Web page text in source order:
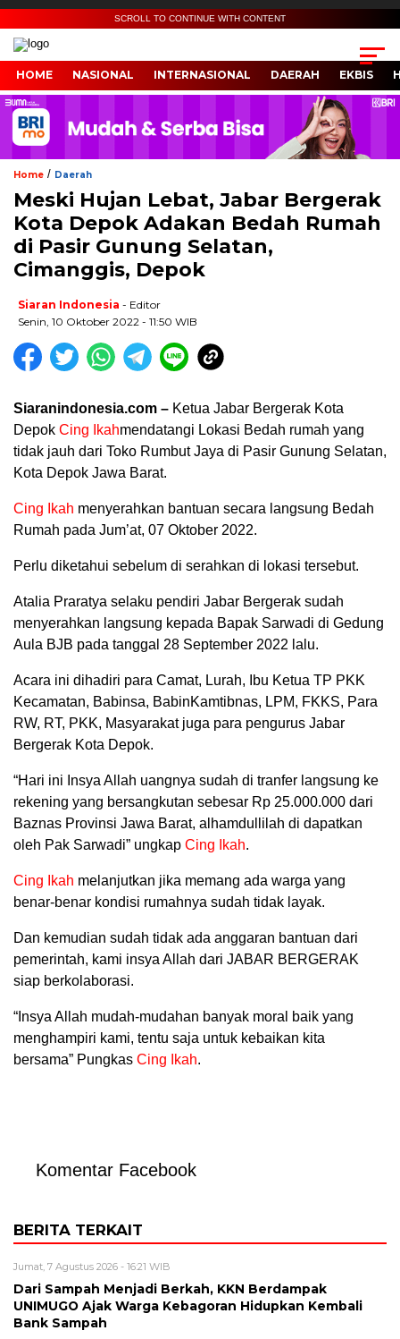
00:00
SCROLL TO CONTINUE WITH CONTENT
HOME NASIONAL INTERNASIONAL DAERAH EKBIS
Home / Daerah
Meski Hujan Lebat, Jabar Bergerak
Kota Depok Adakan Bedah Rumah
di Pasir Gunung Selatan,
Cimanggis, Depok
Siaran Indonesia - Editor
Senin, 10 Oktober 2022 - 11:50 WIB
Siaranindonesia.com – Ketua Jabar Bergerak Kota
Depok Cing Ikahmendatangi Lokasi Bedah rumah yang
tidak jauh dari Toko Rumbut Jaya di Pasir Gunung Selatan,
Kota Depok Jawa Barat.
Cing Ikah menyerahkan bantuan secara langsung Bedah
Rumah pada Jum’at, 07 Oktober 2022.
Perlu diketahui sebelum di serahkan di lokasi tersebut.
Atalia Praratya selaku pendiri Jabar Bergerak sudah
menyerahkan langsung kepada Bapak Sarwadi di Gedung
Aula BJB pada tanggal 28 September 2022 lalu.
Acara ini dihadiri para Camat, Lurah, Ibu Ketua TP PKK
Kecamatan, Babinsa, BabinKamtibnas, LPM, FKKS, Para
RW, RT, PKK, Masyarakat juga para pengurus Jabar
Bergerak Kota Depok.
“Hari ini Insya Allah uangnya sudah di tranfer langsung ke
rekening yang bersangkutan sebesar Rp 25.000.000 dari
Baznas Provinsi Jawa Barat, alhamdullilah di dapatkan
oleh Pak Sarwadi” ungkap Cing Ikah.
Cing Ikah melanjutkan jika memang ada warga yang
benar-benar kondisi rumahnya sudah tidak layak.
Dan kemudian sudah tidak ada anggaran bantuan dari
pemerintah, kami insya Allah dari JABAR BERGERAK
siap berkolaborasi.
“Insya Allah mudah-mudahan banyak moral baik yang
menghampiri kami, tentu saja untuk kebaikan kita
bersama” Pungkas Cing Ikah.
Komentar Facebook
BERITA TERKAIT
Jumat, 7 Agustus 2026 - 16:21 WIB
Dari Sampah Menjadi Berkah, KKN Berdampak
UNIMUGO Ajak Warga Kebagoran Hidupkan Kembali
Bank Sampah